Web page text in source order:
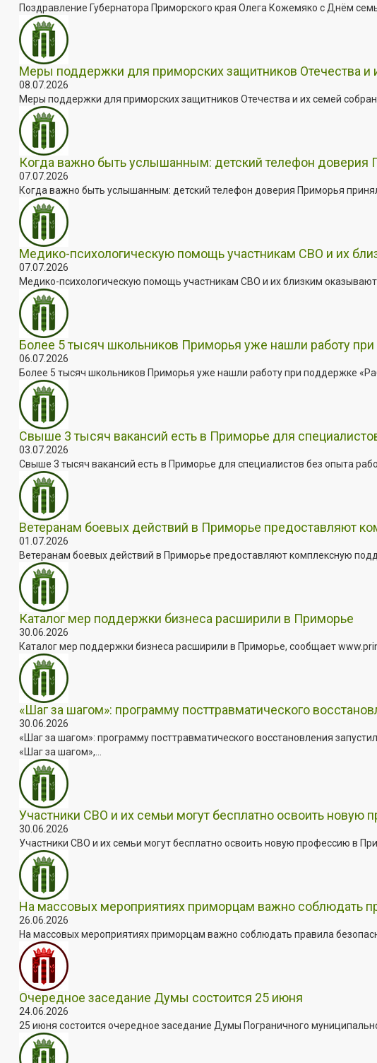
Поздравление Губернатора Приморского края Олега Кожемяко с Днём
Меры поддержки для приморских защитников Отечества и
08.07.2026
Меры поддержки для приморских защитников Отечества и их семей
Когда важно быть услышанным: детский телефон доверия
07.07.2026
Когда важно быть услышанным: детский телефон доверия Приморья
Медико-психологическую помощь участникам СВО и их
07.07.2026
Медико-психологическую помощь участникам СВО и их близким
Более 5 тысяч школьников Приморья уже нашли работу
06.07.2026
Более 5 тысяч школьников Приморья уже нашли работу при поддержке
Свыше 3 тысяч вакансий есть в Приморье для
03.07.2026
Свыше 3 тысяч вакансий есть в Приморье для специалистов без опыта
Ветеранам боевых действий в Приморье предоставляют
01.07.2026
Ветеранам боевых действий в Приморье предоставляют комплексную
Каталог мер поддержки бизнеса расширили в Приморье
30.06.2026
Каталог мер поддержки бизнеса расширили в Приморье, сообщает
«Шаг за шагом»: программу посттравматического
30.06.2026
«Шаг за шагом»: программу посттравматического восстановления
«Шаг за шагом»,...
Участники СВО и их семьи могут бесплатно освоить новую
30.06.2026
Участники СВО и их семьи могут бесплатно освоить новую профессию в
На массовых мероприятиях приморцам важно соблюдать
26.06.2026
На массовых мероприятиях приморцам важно соблюдать правила
Очередное заседание Думы состоится 25 июня
24.06.2026
25 июня состоится очередное заседание Думы Пограничного